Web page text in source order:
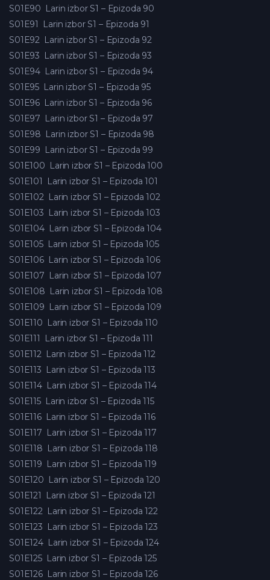
S01E90 Larin izbor S1 – Epizoda 90
S01E91
Larin izbor S1 – Epizoda 91
S01E92 Larin izbor S1 – Epizoda 92
S01E93 Larin izbor S1 – Epizoda 93
S01E94 Larin izbor S1 – Epizoda 94
S01E95 Larin izbor S1 – Epizoda 95
S01E96 Larin izbor S1 – Epizoda 96
S01E97 Larin izbor S1 – Epizoda 97
S01E98 Larin izbor S1 – Epizoda 98
S01E99 Larin izbor S1 – Epizoda 99
S01E100 Larin izbor S1 – Epizoda 100
S01E101
Larin izbor S1 – Epizoda 101
S01E102 Larin izbor S1 – Epizoda 102
S01E103 Larin izbor S1 – Epizoda 103
S01E104 Larin izbor S1 – Epizoda 104
S01E105 Larin izbor S1 – Epizoda 105
S01E106 Larin izbor S1 – Epizoda 106
S01E107 Larin izbor S1 – Epizoda 107
S01E108 Larin izbor S1 – Epizoda 108
S01E109 Larin izbor S1 – Epizoda 109
S01E110 Larin izbor S1 – Epizoda 110
S01E111
Larin izbor S1 – Epizoda 111
S01E112 Larin izbor S1 – Epizoda 112
S01E113 Larin izbor S1 – Epizoda 113
S01E114 Larin izbor S1 – Epizoda 114
S01E115 Larin izbor S1 – Epizoda 115
S01E116 Larin izbor S1 – Epizoda 116
S01E117 Larin izbor S1 – Epizoda 117
S01E118 Larin izbor S1 – Epizoda 118
S01E119 Larin izbor S1 – Epizoda 119
S01E120 Larin izbor S1 – Epizoda 120
S01E121
Larin izbor S1 – Epizoda 121
S01E122 Larin izbor S1 – Epizoda 122
S01E123 Larin izbor S1 – Epizoda 123
S01E124 Larin izbor S1 – Epizoda 124
S01E125 Larin izbor S1 – Epizoda 125
S01E126 Larin izbor S1 – Epizoda 126